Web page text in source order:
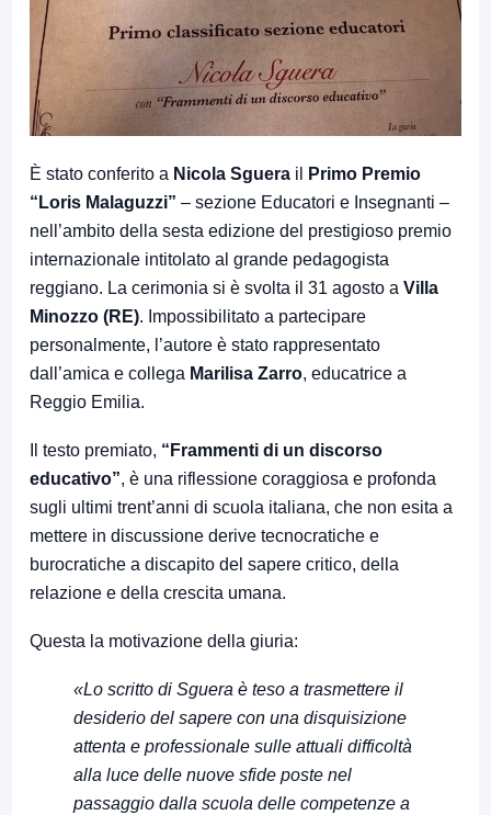
È stato conferito a Nicola Sguera il
Primo Premio
“Loris Malaguzzi” – sezione Educatori e Insegnanti –
nell’ambito della sesta edizione del prestigioso premio
internazionale intitolato al grande pedagogista
reggiano. La cerimonia si è svolta il 31 agosto a Villa
Minozzo (RE). Impossibilitato a partecipare
personalmente, l’autore è stato rappresentato
dall’amica e collega Marilisa Zarro, educatrice a
Reggio Emilia.
Il testo premiato, “Frammenti di un discorso
educativo”, è una riflessione coraggiosa e profonda
sugli ultimi trent’anni di scuola italiana, che non esita a
mettere in discussione derive tecnocratiche e
burocratiche a discapito del sapere critico, della
relazione e della crescita umana.
Questa la motivazione della giuria:
«Lo scritto di Sguera è teso a trasmettere il
desiderio del sapere con una disquisizione
attenta e professionale sulle attuali difficoltà
alla luce delle nuove sfide poste nel
passaggio dalla scuola delle competenze a